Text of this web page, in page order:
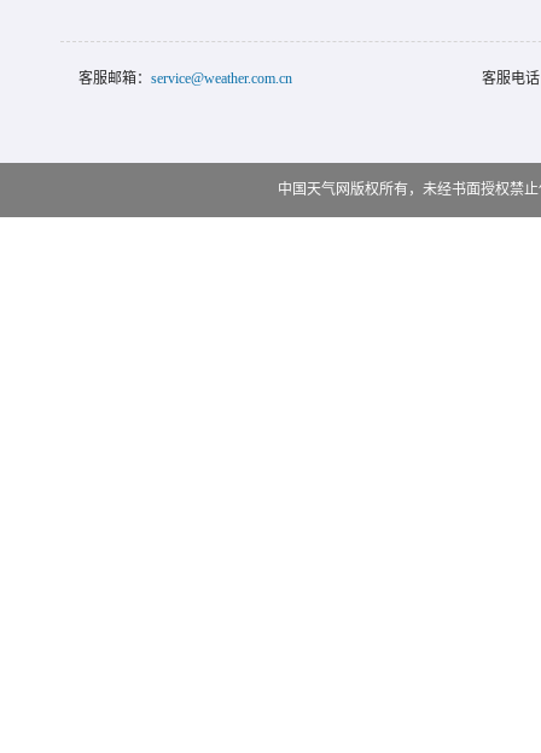
客服邮箱： service@weather.com.cn 客服电
中国天气网版权所有，未经书面授权